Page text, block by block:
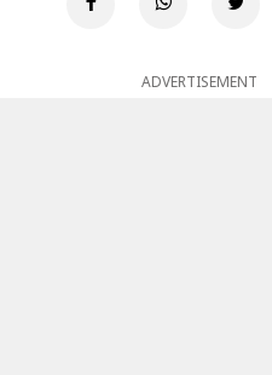
ADVERTISEMENT